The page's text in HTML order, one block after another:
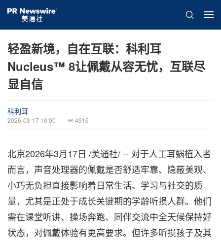
轻盈新境，自在互联：科利耳
Nucleus™ 8让佩戴从容无忧，互联尽
显自信
科利耳
2026-03-17 10:00 4916
北京2026年3月17日 /美通社/ -- 对于人工耳蜗植入者
而言，声音处理器的佩戴是否舒适牢靠、隐蔽美观、
小巧无负担直接影响着日常生活、学习与社交的质
量，尤其是正处于成长关键期的学龄听损人群。他们
需在课堂听讲、操场奔跑、同伴交流中全天候保持好
状态，对佩戴体验有更高要求。但许多听损孩子及其